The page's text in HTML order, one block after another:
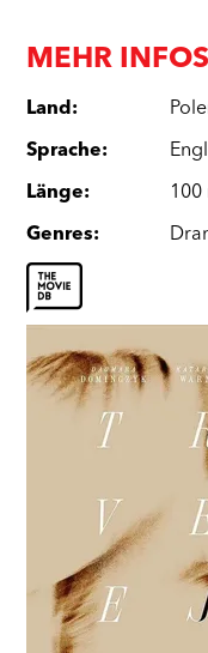
MEHR INFOS
Land:
Sprache:
Länge: 100
Genres: